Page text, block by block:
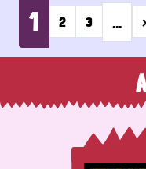
1 2 3 … ›